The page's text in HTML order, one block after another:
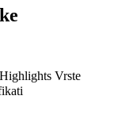
Highlights Vrste